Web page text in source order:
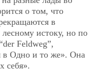
о том, что
в
истоку, но по
Feldweg”,
в Одно и то же». Она
себя».